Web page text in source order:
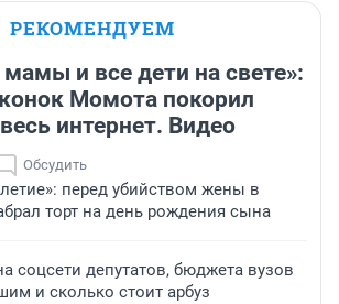
РЕКОМЕНДУЕМ
и все дети на свете»:
Момота покорил
интернет. Видео
Обсудить
перед убийством жены в
торт на день рождения сына
соцсети депутатов, бюджета вузов
и сколько стоит арбуз